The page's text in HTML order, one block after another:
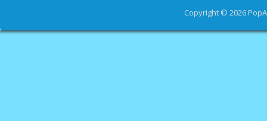
Copyright © 2026